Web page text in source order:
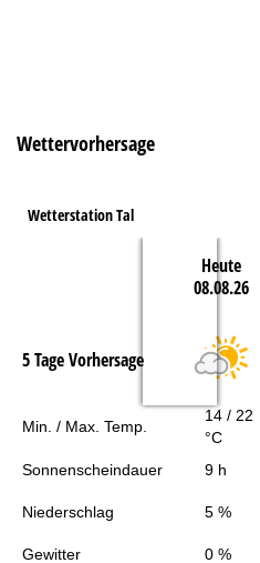
Wettervorhersage
Wetterstation Tal
Heute
08.08.26
5 Tage Vorhersage
Min. / Max. Temp.
14 / 22
°C
Sonnenscheindauer
9 h
Niederschlag 5 %
Gewitter 0 %